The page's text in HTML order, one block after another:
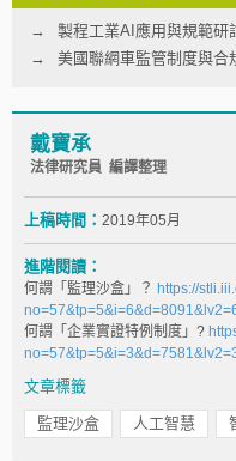
製程工業AI應用與規範研
美國聯網車監管制度與合
戴寶承
法律研究員 編譯整理
上稿時間： 2019年05月
進階閱讀：
何謂「監理沙盒」？ https://
何謂「企業實證特例制度」?
文章標籤
監理沙盒 人工智慧